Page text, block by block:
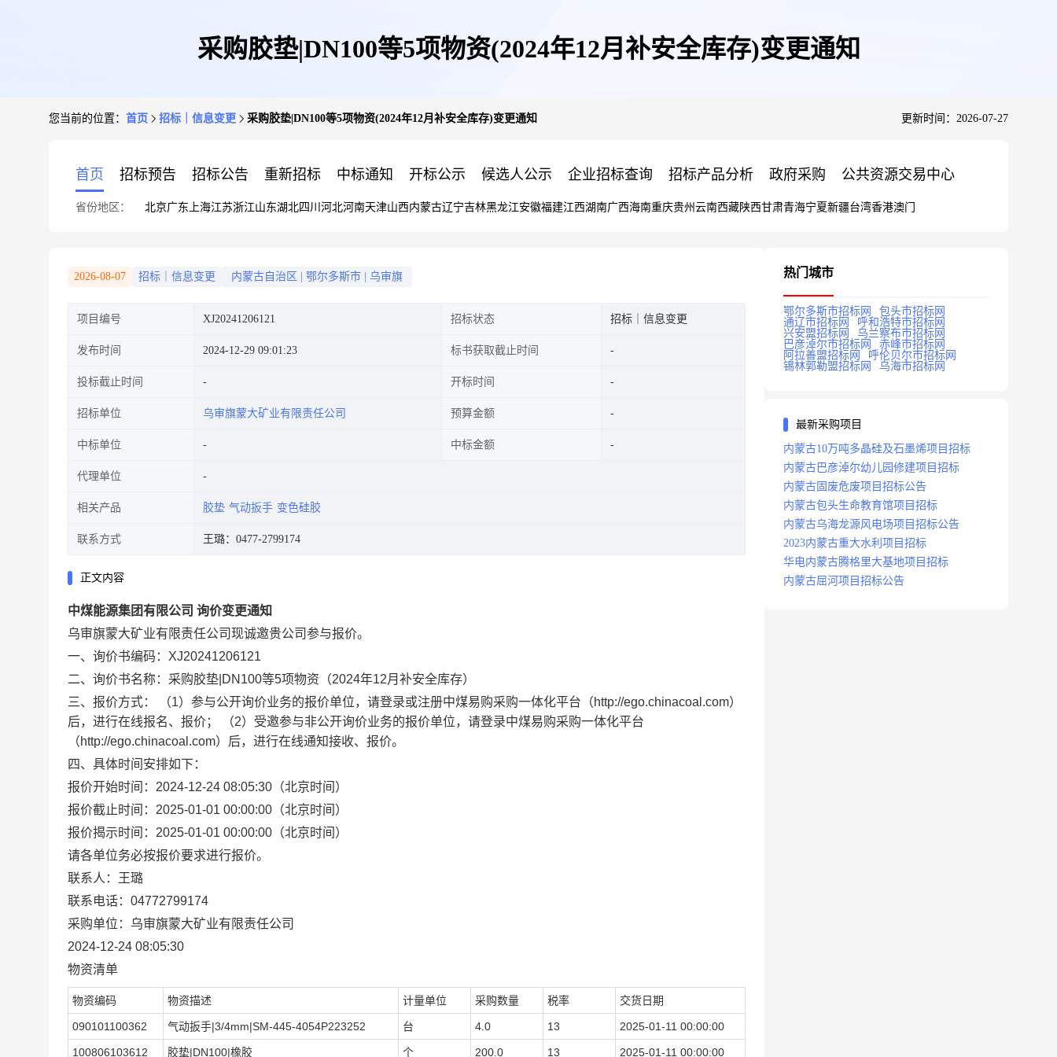
采购胶垫|DN100等5项物资(2024年12月补安全库存)变更通知
您当前的位置： 首页 招标｜信息变更 采购胶垫|DN100等5项物资(2024年12月补安全库存)变更通知 更新时间：2026-07-27
首页 招标预告 招标公告 重新招标 中标通知 开标公示 候选人公示 企业招标查询 招标产品分析 政府采购 公共资源交易中心
省份地区： 北京广东 上海江苏浙江山东湖北四川 河北河南天津山西内蒙古辽宁吉林黑龙江安徽福建江西湖南广西海南重庆贵州 云南西藏陕西甘肃青海宁夏新疆台湾香港澳门
2026-08-07 招标｜信息变更 内蒙古自治区 鄂尔多斯市 乌审旗
项目编号 XJ20241206121 招标状态 招标｜信息变更
发布时间 2024-12-29 09:01:23 标书获取截止时间
投标截止时间 开标时间
招标单位 乌审旗蒙大矿业有限责任公司 预算金额
中标单位 中标金额
代理单位
相关产品 胶垫 气动扳手 变色硅胶
联系方式 王璐：0477-2799174
正文内容
中煤能源集团有限公司 询价变更通知
乌审旗蒙大矿业有限责任公司现诚邀贵公司参与报价。
一、询价书编码：XJ20241206121
二、询价书名称：采购胶垫|DN100等5项物资（2024年12月补安全库存）
三、报价方式： （1）参与公开询价业务的报价单位，请登录或注册中煤易购采购一体化平台（http://ego.chinacoal.com）
后，进行在线报名、报价； （2）受邀参与非公开询价业务的报价单位，请登录中煤易购采购一体化平台
（http://ego.chinacoal.com）后，进行在线通知接收、报价。
四、具体时间安排如下：
报价开始时间：2024-12-24 08:05:30（北京时间）
报价截止时间：2025-01-01 00:00:00（北京时间）
报价揭示时间：2025-01-01 00:00:00（北京时间）
请各单位务必按报价要求进行报价。
联系人：王璐
联系电话：04772799174
采购单位：乌审旗蒙大矿业有限责任公司
2024-12-24 08:05:30
物资清单
物资编码 物资描述 计量单位 采购数量 税率 交货日期
090101100362 气动扳手|3/4mm|SM-445-4054P223252 台 4.0 13 2025-01-11 00:00:00
100806103612 胶垫|DN100|橡胶 个 200.0 13 2025-01-11 00:00:00
热门城市
鄂尔多斯市招标网
包头市招标网
通辽市招标网
呼和浩特市招标网
兴安盟招标网
乌兰察布市招标网
巴彦淖尔市招标网
赤峰市招标网
阿拉善盟招标网
呼伦贝尔市招标网
锡林郭勒盟招标网
乌海市招标网
最新采购项目
内蒙古10万吨多晶硅及石墨烯项目招标
内蒙古巴彦淖尔幼儿园修建项目招标
内蒙古固废危废项目招标公告
内蒙古包头生命教育馆项目招标
内蒙古乌海龙源风电场项目招标公告
2023内蒙古重大水利项目招标
华电内蒙古腾格里大基地项目招标
内蒙古屈河项目招标公告